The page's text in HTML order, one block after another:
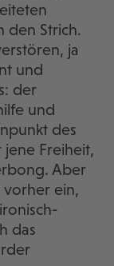
den Strich.
ja
und
der
und
des
jene Freiheit,
Aber
vorher ein,
das